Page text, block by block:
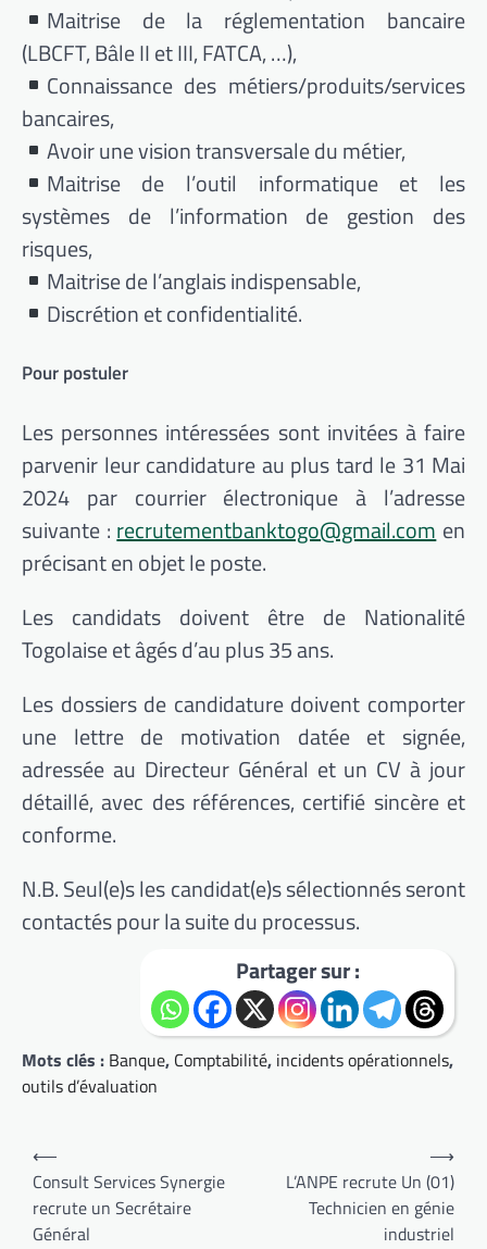
Maitrise de la réglementation bancaire
(LBCFT, Bâle II et III, FATCA, …),
Connaissance des métiers/produits/services
bancaires,
Avoir une vision transversale du métier,
Maitrise de l’outil informatique et les
systèmes de l’information de gestion des
risques,
Maitrise de l’anglais indispensable,
Discrétion et confidentialité.
Pour postuler
Les personnes intéressées sont invitées à faire
parvenir leur candidature au plus tard le 31 Mai
2024 par courrier électronique à l’adresse
suivante :recrutementbanktogo@gmail.comen
précisant en objet le poste.
Les candidats doivent être de Nationalité
Togolaise et âgés d’au plus 35 ans.
Les dossiers de candidature doivent comporter
une lettre de motivation datée et signée,
adressée au Directeur Général et un CV à jour
détaillé, avec des références, certifié sincère et
conforme.
N.B. Seul(e)s les candidat(e)s sélectionnés seront
contactés pour la suite du processus.
Partager sur :
Mots clés : Banque, Comptabilité, incidents opérationnels,
outils d’évaluation
Navigation
de
l’article
⟵
Consult Services Synergie
recrute un Secrétaire
Général
L’ANPE recrute Un (01)
Technicien en génie
industriel
⟶